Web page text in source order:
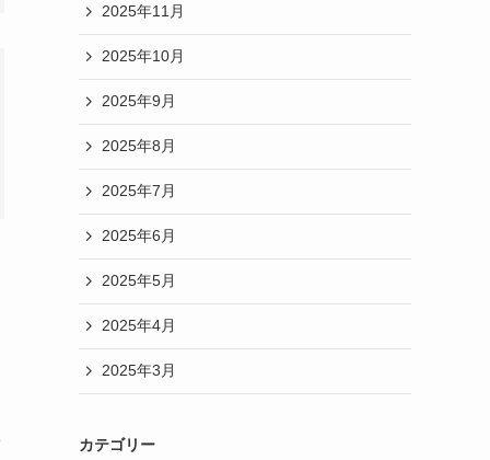
2025年11月
2025年10月
2025年9月
2025年8月
2025年7月
2025年6月
2025年5月
2025年4月
2025年3月
カテゴリー